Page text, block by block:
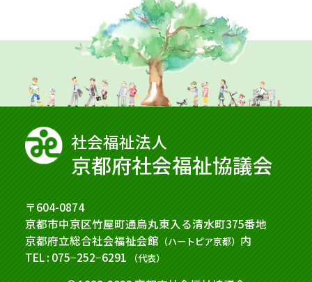
社会福祉法⼈
京都府社会福祉協議会
〒604-0874
京都市中京区竹屋町通烏丸東入る清水町375番地
京都府立総合社会福祉会館 （ハートピア京都） 内
TEL : 075−252−6291
（代表）